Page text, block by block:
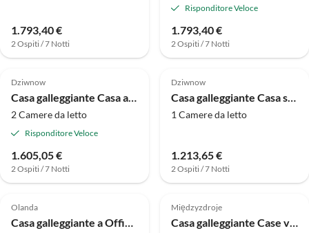
1.793,40 €
2 Ospiti / 7 Notti
Risponditore Veloce
1.793,40 €
2 Ospiti / 7 Notti
4.0 (19)
Dziwnow
Casa galleggiante Casa a Dziwnów sul lungomare
2 Camere da letto
Risponditore Veloce
1.605,05 €
2 Ospiti / 7 Notti
4.0 (19)
Dziwnow
Casa galleggiante Casa sull'acqua a Dziwnów vicino spiaggia
1 Camere da letto
1.213,65 €
2 Ospiti / 7 Notti
3.7 (3)
Olanda
Casa galleggiante a Offingawier con Vista Mare
Międzyzdroje
Casa galleggiante Case vacanze a Międzyzdroje per 4 persone